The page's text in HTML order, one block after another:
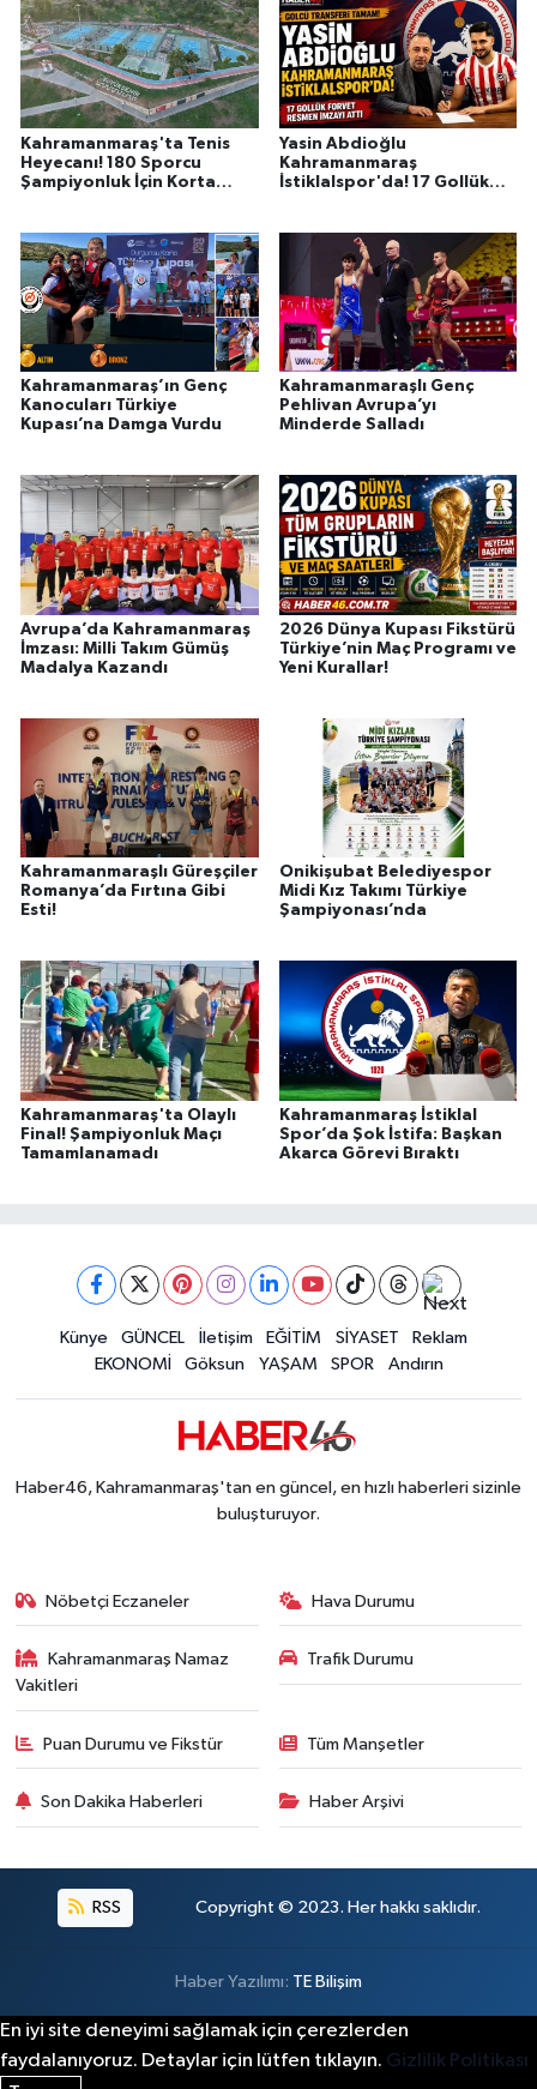
Kahramanmaraş'ta Tenis
Heyecanı! 180 Sporcu
Şampiyonluk İçin Korta
Yasin Abdioğlu
Kahramanmaraş
İstiklalspor'da! 17 Gollük
Kahramanmaraş’ın Genç
Kanocuları Türkiye
Kupası’na Damga Vurdu
Kahramanmaraşlı Genç
Pehlivan Avrupa’yı
Minderde Salladı
Avrupa’da Kahramanmaraş
İmzası: Milli Takım Gümüş
Madalya Kazandı
2026 Dünya Kupası Fikstürü
Türkiye’nin Maç Programı ve
Yeni Kurallar!
Kahramanmaraşlı Güreşçiler
Romanya’da Fırtına Gibi
Esti!
Onikişubat Belediyespor
Midi Kız Takımı Türkiye
Şampiyonası’nda
Kahramanmaraş'ta Olaylı
Final! Şampiyonluk Maçı
Tamamlanamadı
Kahramanmaraş İstiklal
Spor’da Şok İstifa: Başkan
Akarca Görevi Bıraktı
Künye GÜNCEL İletişim EĞİTİM SİYASET
Reklam
EKONOMİ
Göksun YAŞAM SPOR Andırın
Haber46, Kahramanmaraş'tan en güncel, en hızlı haberleri sizinle
buluşturuyor.
Nöbetçi Eczaneler Hava Durumu
Kahramanmaraş Namaz
Vakitleri
Trafik Durumu
Puan Durumu ve Fikstür Tüm Manşetler
Son Dakika Haberleri Haber Arşivi
RSS Copyright © 2023. Her hakkı saklıdır.
Haber Yazılımı: TE Bilişim
En iyi site deneyimi sağlamak için çerezlerden
faydalanıyoruz. Detaylar için lütfen tıklayın. Gizlilik Politikası